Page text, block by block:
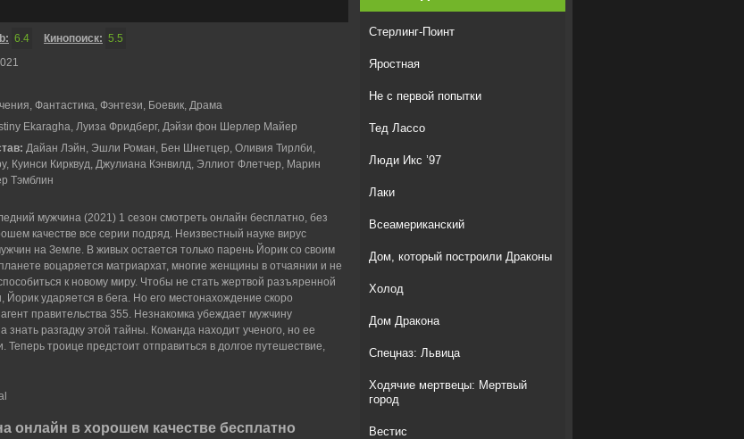
6.4 Кинопоиск: 5.5
Фантастика, Фэнтези, Боевик, Драма
Ekaragha, Луиза Фридберг, Дэйзи фон Шерлер Майер
Дайан Лэйн, Эшли Роман, Бен Шнетцер, Оливия Тирлби,
Куинси Кирквуд, Джулиана Кэнвилд, Эллиот Флетчер, Марин
Тэмблин
мужчина (2021) 1 сезон смотреть онлайн бесплатно, без
качестве все серии подряд. Неизвестный науке вирус
на Земле. В живых остается только парень Йорик со своим
воцаряется матриархат, многие женщины в отчаянии и не
к новому миру. Чтобы не стать жертвой разъяренной
Йорик ударяется в бега. Но его местонахождение скоро
правительства 355. Незнакомка убеждает мужчину
разгадку этой тайны. Команда находит ученого, но ее
троице предстоит отправиться в долгое путешествие,
онлайн в хорошем качестве бесплатно
Стерлинг-Поинт
Яростная
Не с первой попытки
Тед Лассо
Люди Икс ’97
Лаки
Всеамериканский
Дом, который построили Драконы
Холод
Дом Дракона
Спецназ: Львица
Ходячие мертвецы: Мертвый
город
Вестис